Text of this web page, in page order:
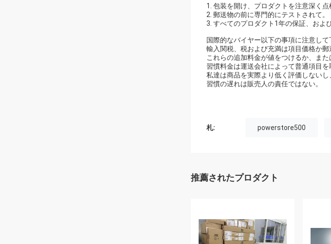
1. 包装を開け、プロダクトを注意深く
2. 郵送物の前に専門的にテストされて。
3. すべてのプロダクト1年の保証、およ
国際的なバイヤー以下の事項に注意して
輸入関税、税および充満は項目価格か
これらの追加料金が値をつけるか、ま
習慣料金は運送会社によって普通項目
私達は商品を実際より低く評価しない
習慣の遅れは販売人の責任ではない。
札: powerstore500
推薦されたプロダクト